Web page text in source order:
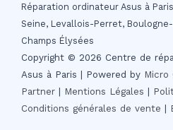
Réparation ordinateur Asus à
Seine, Levallois-Perret,
Champs Élysées
Copyright © 2026 Centre de
Asus à Paris | Powered by Micro
Partner | Mentions Légales |
Conditions générales de vente |